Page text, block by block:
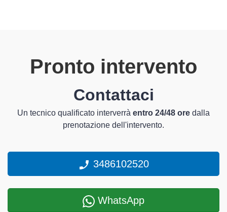
Pronto intervento
Contattaci
Un tecnico qualificato interverrà entro 24/48 ore dalla
prenotazione dell'intervento.
3486102520
WhatsApp